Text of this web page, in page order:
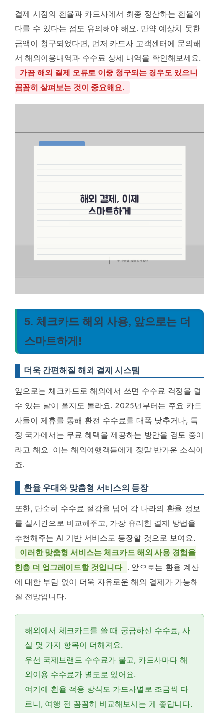
결제 시점의 환율과 카드사에서 최종 정산하는 환율이
다를 수 있다는 점도 유의해야 해요. 만약 예상치 못한
금액이 청구되었다면, 먼저 카드사 고객센터에 문의해
서 해외이용내역과 수수료 상세 내역을 확인해보세요.
가끔 해외 결제 오류로 이중 청구되는 경우도 있으니
꼼꼼히 살펴보는 것이 중요해요.
5. 체크카드 해외 사용, 앞으로는 더
스마트하게!
더욱 간편해질 해외 결제 시스템
앞으로는 체크카드로 해외에서 쓰면 수수료 걱정을 덜
수 있는 날이 올지도 몰라요. 2025년부터는 주요 카드
사들이 제휴를 통해 환전 수수료를 대폭 낮추거나, 특
정 국가에서는 무료 혜택을 제공하는 방안을 검토 중이
라고 해요. 이는 해외여행객들에게 정말 반가운 소식이
죠.
환율 우대와 맞춤형 서비스의 등장
또한, 단순히 수수료 절감을 넘어 각 나라의 환율 정보
를 실시간으로 비교해주고, 가장 유리한 결제 방법을
추천해주는 AI 기반 서비스도 등장할 것으로 보여요.
이러한 맞춤형 서비스는 체크카드 해외 사용 경험을
한층 더 업그레이드할 것입니다 . 앞으로는 환율 계산
에 대한 부담 없이 더욱 자유로운 해외 결제가 가능해
질 전망입니다.
해외에서 체크카드를 쓸 때 궁금하신 수수료, 사
실 몇 가지 항목이 더해져요.
우선 국제브랜드 수수료가 붙고, 카드사마다 해
외이용 수수료가 별도로 있어요.
여기에 환율 적용 방식도 카드사별로 조금씩 다
르니, 여행 전 꼼꼼히 비교해보시는 게 좋답니다.